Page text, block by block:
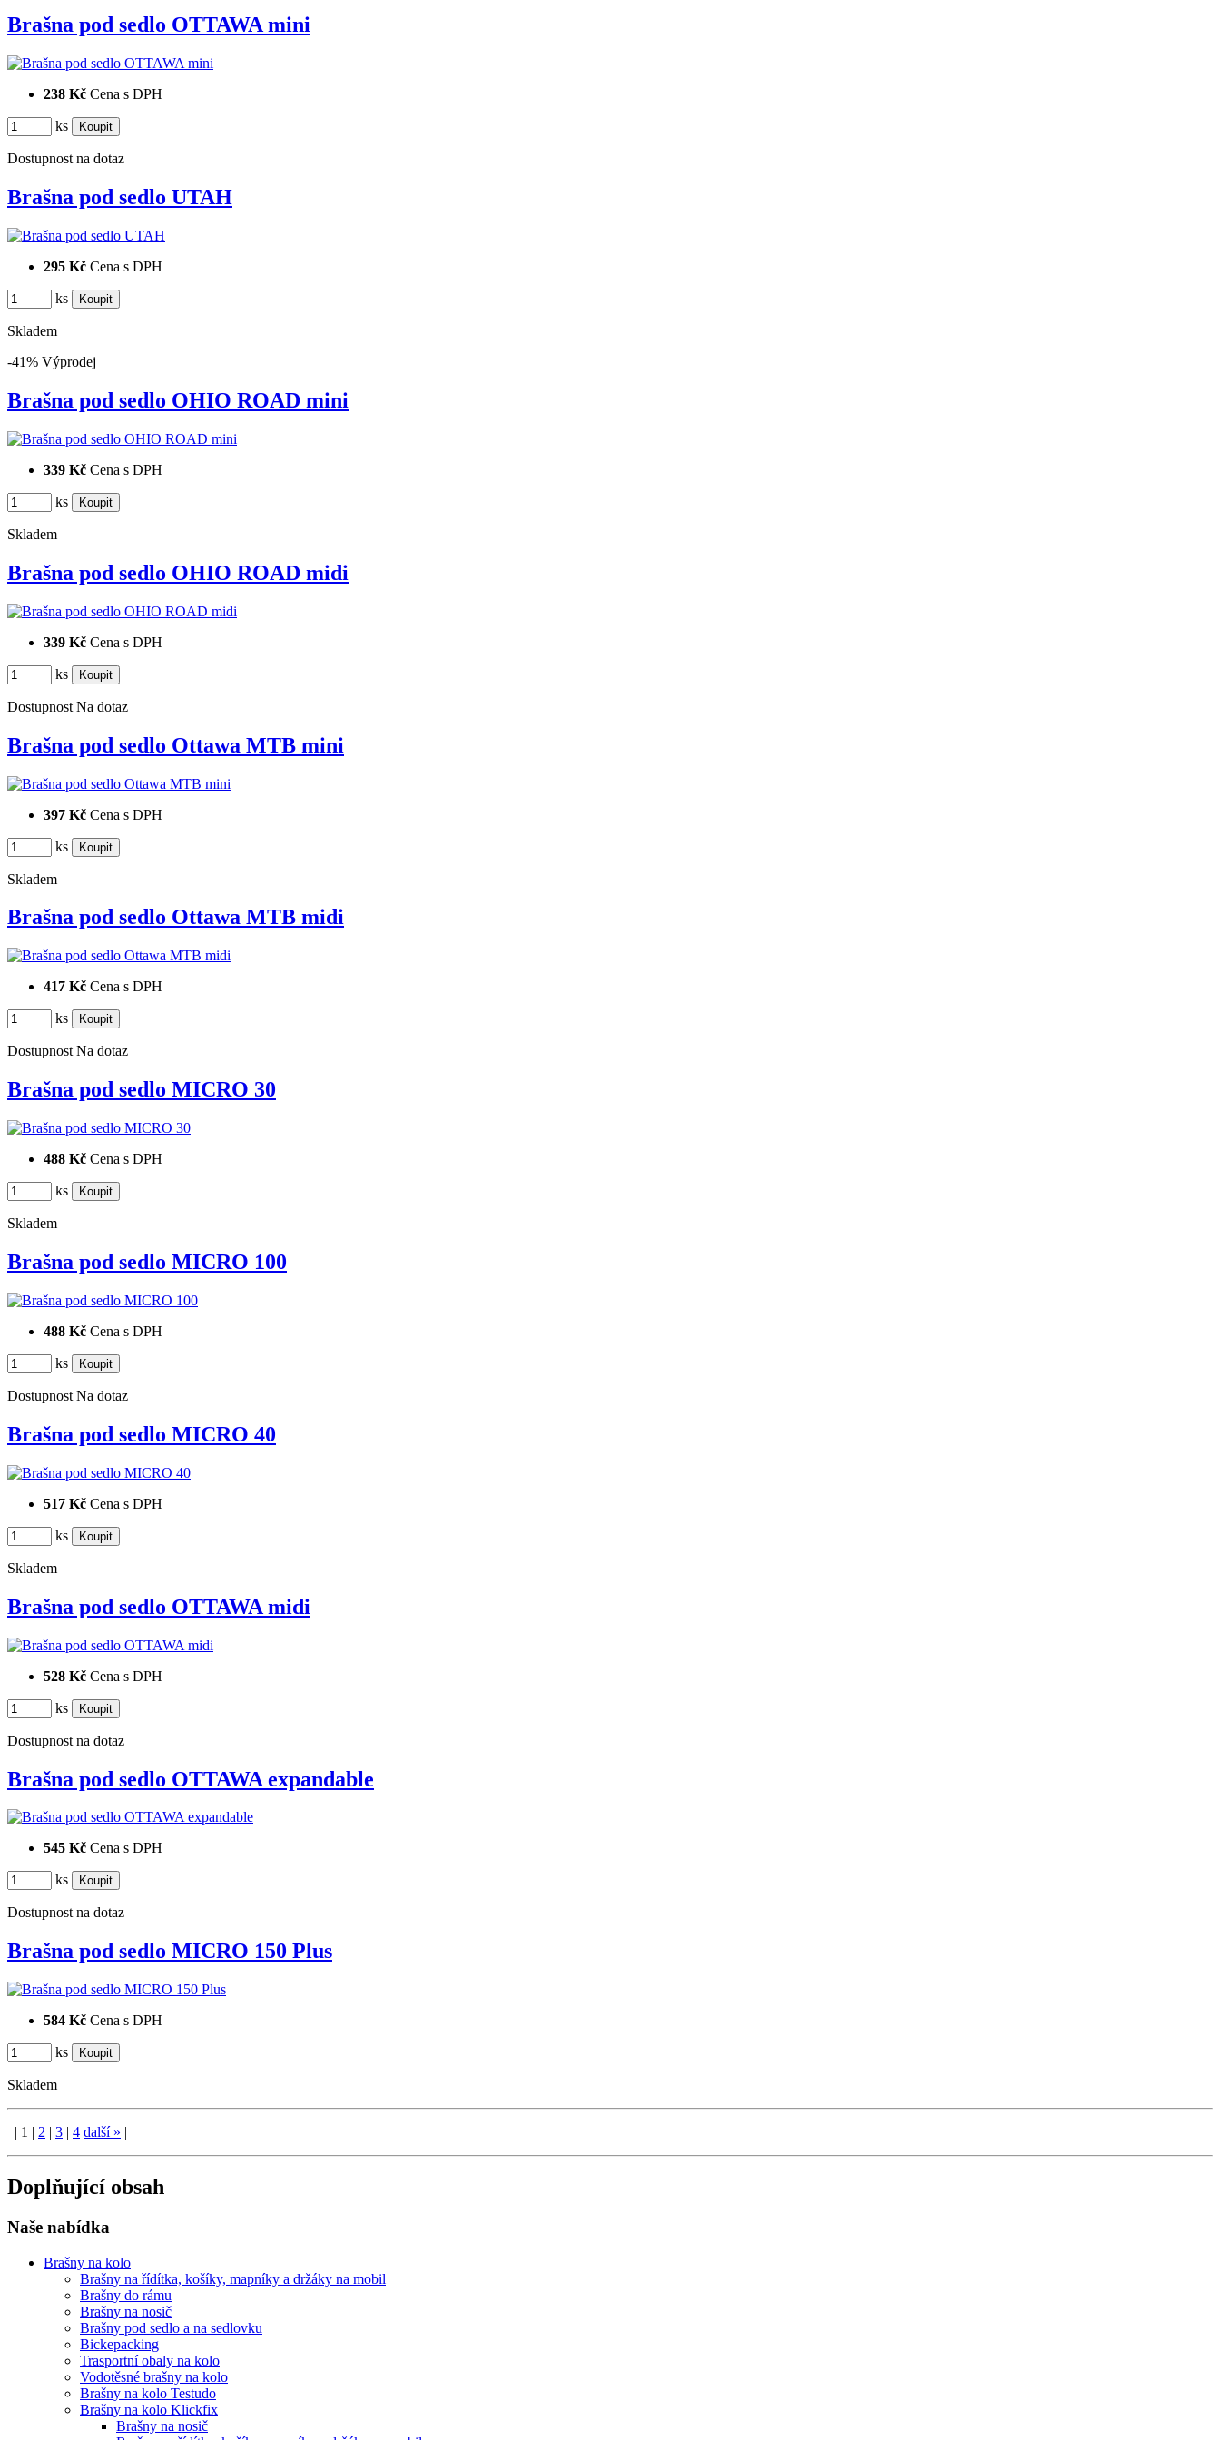
Brašna pod sedlo OTTAWA mini
238 Kč Cena s DPH
ks
Dostupnost na dotaz
Brašna pod sedlo UTAH
295 Kč Cena s DPH
ks
Skladem
-41% Výprodej
Brašna pod sedlo OHIO ROAD mini
339 Kč Cena s DPH
ks
Skladem
Brašna pod sedlo OHIO ROAD midi
339 Kč Cena s DPH
ks
Dostupnost Na dotaz
Brašna pod sedlo Ottawa MTB mini
397 Kč Cena s DPH
ks
Skladem
Brašna pod sedlo Ottawa MTB midi
417 Kč Cena s DPH
ks
Dostupnost Na dotaz
Brašna pod sedlo MICRO 30
488 Kč Cena s DPH
ks
Skladem
Brašna pod sedlo MICRO 100
488 Kč Cena s DPH
ks
Dostupnost Na dotaz
Brašna pod sedlo MICRO 40
517 Kč Cena s DPH
ks
Skladem
Brašna pod sedlo OTTAWA midi
528 Kč Cena s DPH
ks
Dostupnost na dotaz
Brašna pod sedlo OTTAWA expandable
545 Kč Cena s DPH
ks
Dostupnost na dotaz
Brašna pod sedlo MICRO 150 Plus
584 Kč Cena s DPH
ks
Skladem
| 1 | 2 | 3 | 4 další» |
Doplňující obsah
Naše nabídka
Brašny na kolo
Brašny na řídítka, košíky, mapníky a držáky na mobil
Brašny do rámu
Brašny na nosič
Brašny pod sedlo a na sedlovku
Bickepacking
Trasportní obaly na kolo
Vodotěsné brašny na kolo
Brašny na kolo Testudo
Brašny na kolo Klickfix
Brašny na nosič